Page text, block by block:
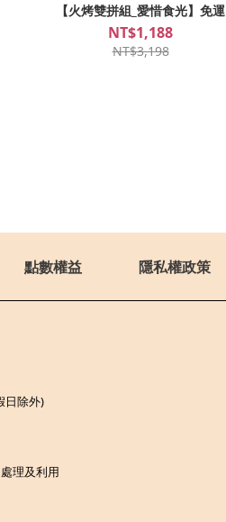
【火烤雙拼組_愛惜食光】免運
NT$1,188
NT$3,198
點數權益 隱私權政策
日除外)
理及利用